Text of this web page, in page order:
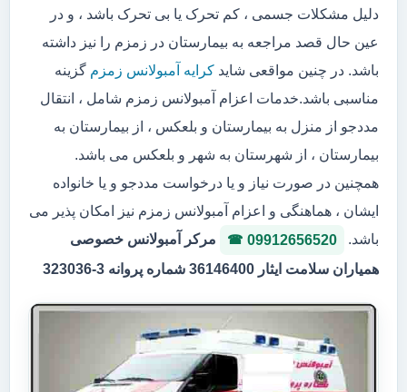
دلیل مشکلات جسمی ، کم تحرک یا بی تحرک باشد ، و در
عین حال قصد مراجعه به بیمارستان در زمزم را نیز داشته
باشد. در چنین مواقعی شاید کرایه آمبولانس زمزم گزینه
مناسبی باشد.خدمات اعزام آمبولانس زمزم شامل ، انتقال
مددجو از منزل به بیمارستان و بلعکس ، از بیمارستان به
بیمارستان ، از شهرستان به شهر و بلعکس می باشد.
همچنین در صورت نیاز و یا درخواست مددجو و یا خانواده
ایشان ، هماهنگی و اعزام آمبولانس زمزم نیز امکان پذیر می
باشد.
09912656520
مرکر آمبولانس خصوصی
همیاران سلامت ایثار 36146400 شماره پروانه 3-323036